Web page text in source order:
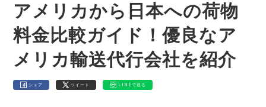
アメリカから日本への荷物
料金比較ガイド！優良なア
メリカ輸送代行会社を紹介
シェア ツイート LINEで送る